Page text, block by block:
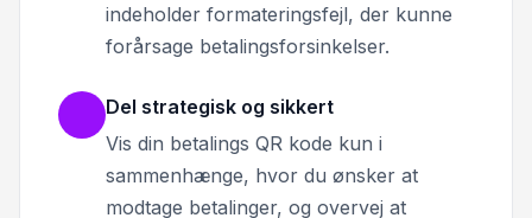
indeholder formateringsfejl, der kunne
forårsage betalingsforsinkelser.
Del strategisk og sikkert
Vis din betalings QR kode kun i
sammenhænge, hvor du ønsker at
modtage betalinger, og overvej at